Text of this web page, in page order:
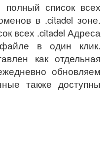
список всех
в .citadel зоне.
всех .citadel Адреса
в один клик.
как отдельная
обновляем
также доступны